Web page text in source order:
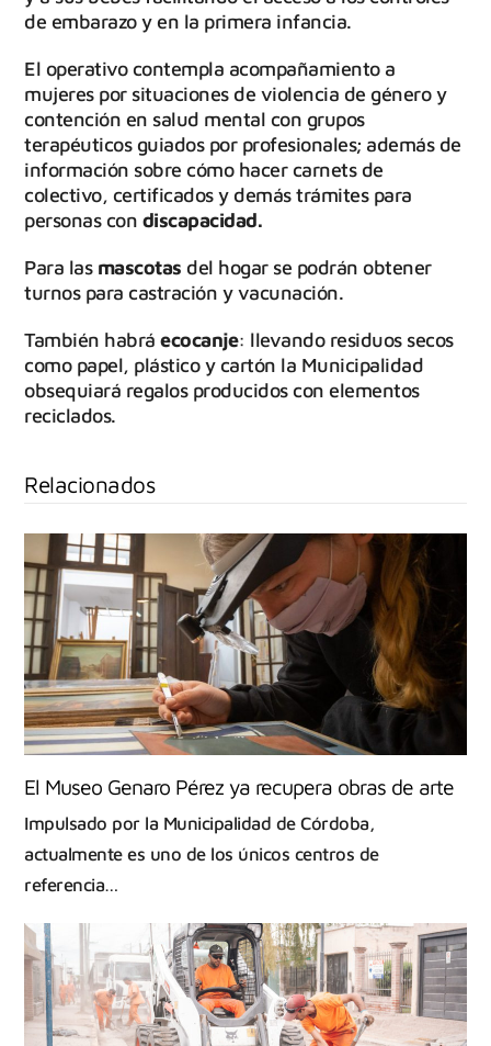
de embarazo y en la primera infancia.
El operativo contempla acompañamiento a
mujeres por situaciones de violencia de género y
contención en salud mental con grupos
terapéuticos guiados por profesionales; además de
información sobre cómo hacer carnets de
colectivo, certificados y demás trámites para
personas con discapacidad.
Para las mascotas del hogar se podrán obtener
turnos para castración y vacunación.
También habráecocanje: llevando residuos secos
como papel, plástico y cartón la Municipalidad
obsequiará regalos producidos con elementos
reciclados.
Relacionados
El Museo Genaro Pérez ya recupera obras de arte
Impulsado por la Municipalidad de Córdoba,
actualmente es uno de los únicos centros de
referencia…